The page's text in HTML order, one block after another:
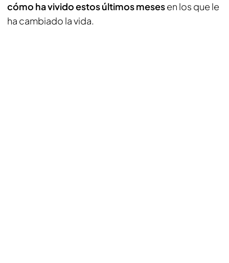
cómo ha vivido estos últimos mesesen los que le
ha cambiado la vida.